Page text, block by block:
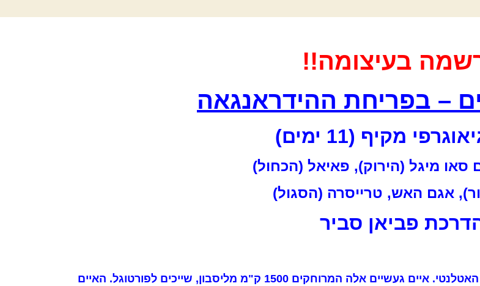
בעיצומה!!
– בפריחת ההידראנגאה
מקיף (11 ימים)
סאו מיגל (הירוק), פאיאל (הכחול)
אגם האש, טרייסרה (הסגול)
פביאן סביר
האיים האזוריים הינם ארכיפלג של תשעה איים באוקיינוס האטלנטי. איים געשיים אלה המרוחקים 1500 ק"מ מליסבון, שייכים לפורטוגל. האיים